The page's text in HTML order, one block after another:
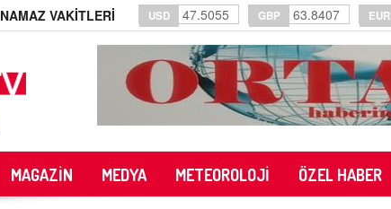
NAMAZ VAKİTLERİ USD 47.5055 GBP 63.8407 EUR
MAGAZİN MEDYA METEOROLOJİ ÖZEL HABER